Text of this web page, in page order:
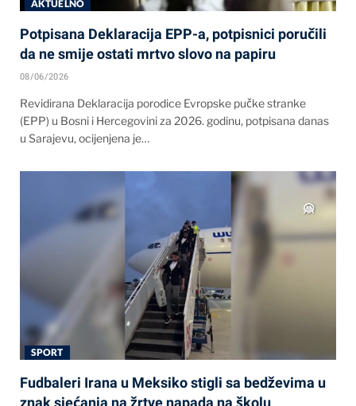
AKTUELNO
Potpisana Deklaracija EPP-a, potpisnici poručili
da ne smije ostati mrtvo slovo na papiru
08/06/2026
Revidirana Deklaracija porodice Evropske pučke stranke
(EPP) u Bosni i Hercegovini za 2026. godinu, potpisana danas
u Sarajevu, ocijenjena je…
SPORT
Fudbaleri Irana u Meksiko stigli sa bedževima u
znak sjećanja na žrtve napada na školu